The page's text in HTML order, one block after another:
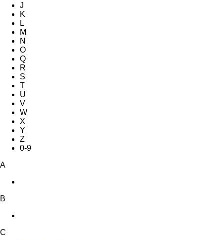
J
K
L
M
N
O
Q
R
S
T
U
V
W
X
Y
Z
0-9
A
B
C